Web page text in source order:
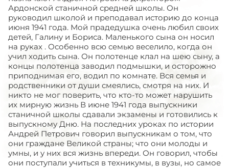
Ардонской станичной средней школы. Он
руководил школой и преподавал историю до конца
июня 1941 года. Мой прадедушка очень любил своих
детей, Галину и Бориса. Маленького сына он носил
на руках . Особенно всю семью веселило, когда он
учил ходить сына. Он полотенце клал на шею сыну, а
концы полотенца заводил подмышки, и осторожно
приподнимая его, водил по комнате. Вся семья и
родственники от души смеялись, смотря на них. И
никто не мог поверить, что кто-то может нарушить
их мирную жизнь В июне 1941 года выпускники
станичной школы сдавали экзамены и готовились к
выпускному Дню. На последних уроках по истории
Андрей Петрович говорил выпускникам о том, что
они граждане Великой страны; что они молоды и
умны, и у них вся жизнь впереди. Он говорил, чтобы
они поступали учиться в техникумы, в вузы, но самое